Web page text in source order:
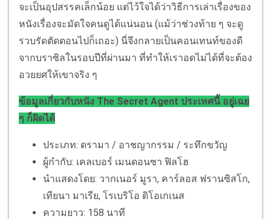
จะเป็นอุปสรรคเล็กน้อย แต่ไว้ใจได้ว่าวิธีการเล่าเรื่องของ
หนังเรื่องจะมัดใจคนดูได้แน่นอน (แม้ว่าช่วงท้าย ๆ จะดู
รวบรัดตัดตอนไปก็เถอะ) นี่จึงกลายเป็นคอนเทนท์ของดี
จากบราซิลในรอบปีที่ผ่านมา ที่ทำให้เราอดไม่ได้ที่จะต้อง
อวยยศให้เขาจริง ๆ
ข้อมูลเกี่ยวกับหนัง The Secret Agent ประเทศนี้ อยู่เฉย
ๆ ก็ผิดได้
ประเภท: ดรามา / อาชญากรรม / ระทึกขวัญ
ผู้กำกับ: เคลเบอร์ เมนดอนซา ฟิลโฮ
นำแสดงโดย: วากเนอร์ มูรา, คาร์ลอส ฟรานซิสโก,
เทียนา มาเรีย, โรเบริโอ ดิโอเกเนส
ความยาว: 158 นาที